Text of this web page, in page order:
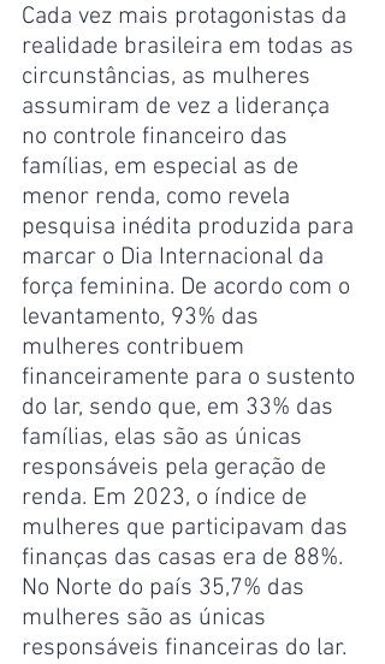
Cada vez mais protagonistas da
realidade brasileira em todas as
circunstâncias, as mulheres
assumiram de vez a liderança
no controle financeiro das
famílias, em especial as de
menor renda, como revela
pesquisa inédita produzida para
marcar o Dia Internacional da
força feminina. De acordo com o
levantamento, 93% das
mulheres contribuem
financeiramente para o sustento
do lar, sendo que, em 33% das
famílias, elas são as únicas
responsáveis pela geração de
renda. Em 2023, o índice de
mulheres que participavam das
finanças das casas era de 88%.
No Norte do país 35,7% das
mulheres são as únicas
responsáveis financeiras do lar.